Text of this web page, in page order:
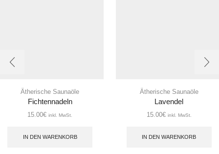
Ätherische Saunaöle
Fichtennadeln
15.00€ inkl. MwSt.
IN DEN WARENKORB
Ätherische Saunaöle
Lavendel
15.00€ inkl. MwSt.
IN DEN WARENKORB